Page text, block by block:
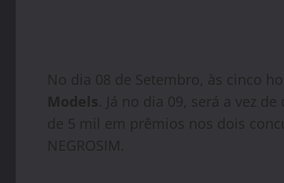
No dia 08 de Setembro, às cinco
Models. Já no dia 09, será a vez de
de 5 mil em prêmios nos dois
NEGROSIM.